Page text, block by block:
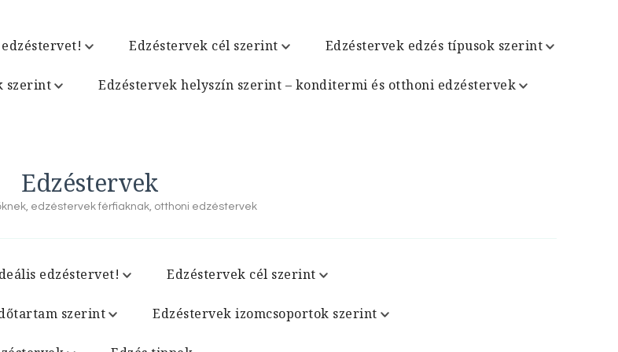
Edzéstervek cél szerint Edzéstervek edzés típusok szerint
szerint Edzéstervek helyszín szerint – konditermi és otthoni edzéstervek
Edzéstervek
edzéstervek férfiaknak, otthoni edzéstervek
edzéstervet! Edzéstervek cél szerint
szerint Edzéstervek izomcsoportok szerint